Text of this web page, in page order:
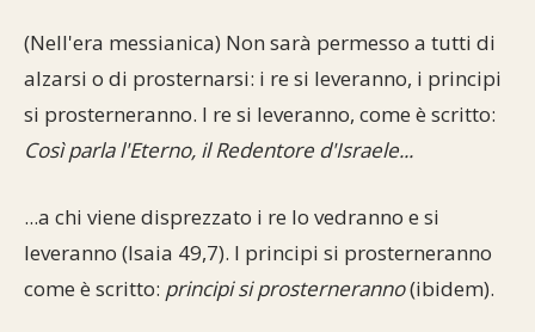
Filosofia e Pensiero
Convertitore di date
Vendita del chametz
Mappa del sito
Spunti Feste e ricorrenze
Cucina tipica
Commenti alla Torah
Perle dal Talmud
Approfondimenti
Aspetti di vita ebraica
Storia millenaria
Mangiare casher
Turismo in Italia
(Nell'era messianica) Non sarà permesso a tutti di
alzarsi o di prosternarsi: i re si leveranno, i principi
si prosterneranno. I re si leveranno, come è scritto:
Così parla l'Eterno, il Redentore d'Israele...
...a chi viene disprezzato i re lo vedranno e si
leveranno (Isaia 49,7). I principi si prosterneranno
come è scritto: principi si prosterneranno(ibidem).